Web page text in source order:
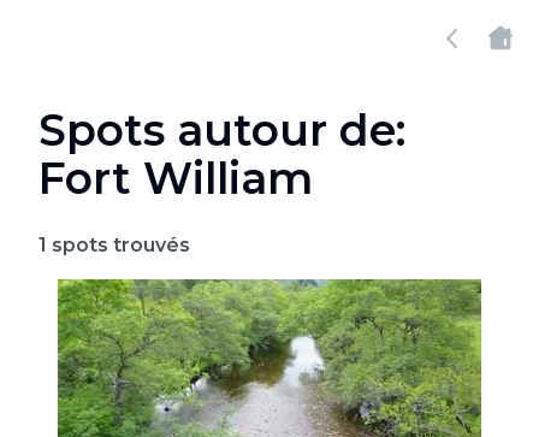
Spots autour de:
Fort William
1 spots trouvés